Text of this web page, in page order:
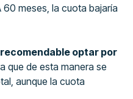
meses, la cuota bajaría
recomendable optar por
que de esta manera se
aunque la cuota